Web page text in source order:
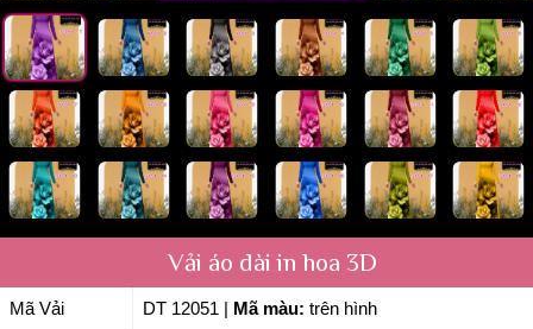
Vải áo dài in hoa 3D
Mã Vải DT 12051 Mã màu: trên hình